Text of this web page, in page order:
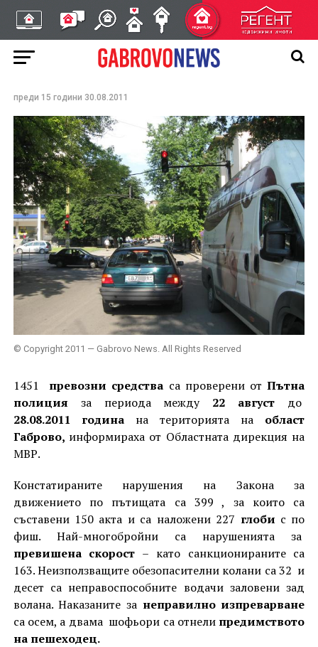
в област Габрово
констатираха 399
нарушения
преди 15 години 30.08.2011
© Copyright 2011 — Gabrovo News. All Rights Reserved
1451 превозни средства са проверени отПътна
полиция за периода между 22 август до
28.08.2011 годинана територията на област
Габрово, информираха от Областната дирекция на
МВР.
Констатираните нарушения на Закона за
движението по пътищата са 399 , за които са
съставени 150 акта и са наложени 227 глоби с по
фиш. Най-многобройни са нарушенията за
превишена скорост – като санкционираните са
163. Неизползващите обезопасителни колани са 32 и
десет са неправоспособните водачи заловени зад
волана. Наказаните за неправилно изпреварване
са осем, а двама шофьори са отнели предимството
на пешеходец.